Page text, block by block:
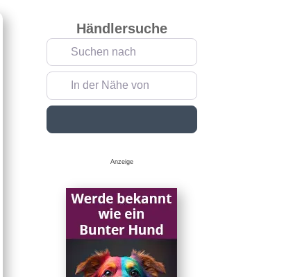
Händlersuche
Suchen nach
In der Nähe von
Anzeige